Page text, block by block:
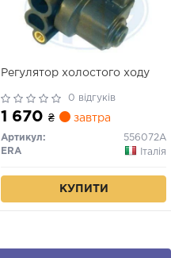
Регулятор холостого ходу
0 відгуків
1 670 ₴ завтра
Артикул:
556072A
ERA
Італія
КУПИТИ